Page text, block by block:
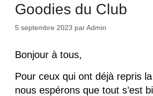
Goodies du Club
5 septembre 2023 parAdmin
Bonjour à tous,
Pour ceux qui ont déjà repris
nous espérons que tout s’est